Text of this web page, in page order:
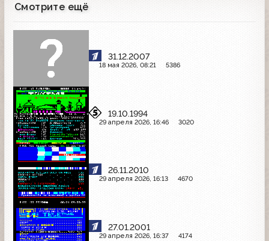
Смотрите ещё
31.12.2007
18 мая 2026, 08:21 5386
19.10.1994
29 апреля 2026, 16:46 3020
26.11.2010
29 апреля 2026, 16:13 4670
27.01.2001
29 апреля 2026, 16:37 4174